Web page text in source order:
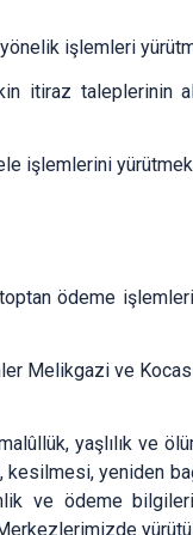
işlemleri
taleplerinin
işlemlerini
ödeme
Melikgazi ve
yaşlılık ve
kesilmesi, yeniden
ve ödeme